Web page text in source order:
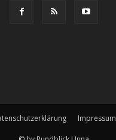
Impressum